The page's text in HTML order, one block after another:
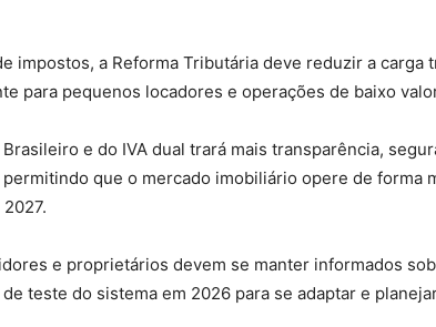
impostos, a Reforma Tributária deve reduzir a carga
para pequenos locadores e operações de baixo
e do IVA dual trará mais transparência,
que o mercado imobiliário opere de forma
e proprietários devem se manter informados
teste do sistema em 2026 para se adaptar e